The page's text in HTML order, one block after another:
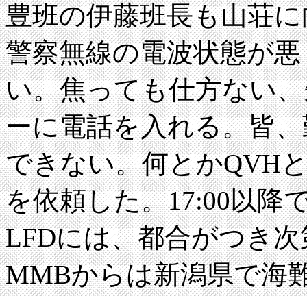
豊班の伊藤班長も山荘
警察無線の電波状態が
い。焦っても仕方ない
ーに電話を入れる。皆
できない。何とかQVH
を依頼した。17:00以降
LFDには、都合がつき
MMBからは新潟県で海